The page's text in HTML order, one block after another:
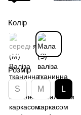
Колір
Розмір
S M L